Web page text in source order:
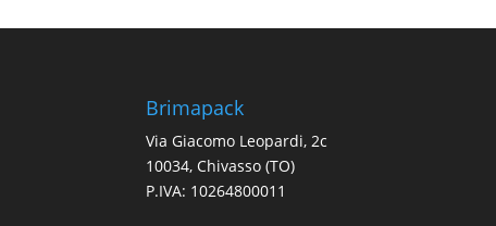
Brimapack
Via Giacomo Leopardi, 2c
10034, Chivasso (TO)
P.IVA: 10264800011